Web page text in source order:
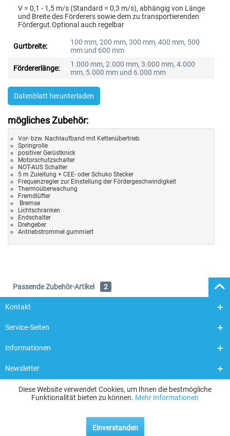
V = 0,1 - 1,5 m/s (Standard = 0,3 m/s), abhängig von Länge
und Breite des Förderers sowie dem zu transportierenden
Fördergut.Optional auch regelbar
Gurtbreite:
100 mm, 200 mm, 300 mm, 400 mm, 500
mm und 600 mm
Fördererlänge:
1.000 mm, 2.000 mm, 3.000 mm, 4.000
mm, 5.000 mm und 6.000 mm
Datenblatt herunterladen
mögliches Zubehör:
Vor- bzw. Nachlaufband mit Kettenübertrieb
Springrolle
positiver Gerüstknick
Motorschutzschalter
NOT-AUS Schalter
5 m Zuleitung + CEE- oder Schuko Stecker
Frequenzregler zur Einstellung der Fördergeschwindigkeit
Thermoüberwachung
Fremdlüfter
Bremse
Lichtschranken
Endschalter
Drehgeber
Antriebstrommel gummiert
Passende Zubehör-Artikel 2
Kontakt
Service-Seiten
Informationen
Newsletter
Diese Website verwendet Cookies, um Ihnen die bestmögliche
Funktionalität bieten zu können. Mehr Informationen
Einverstanden